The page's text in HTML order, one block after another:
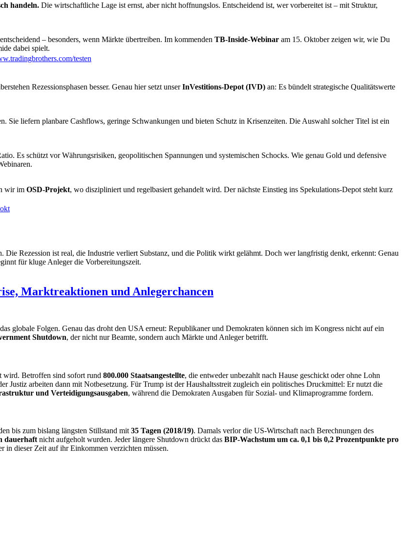
handeln. Die wirtschaftliche Lage ist ernst, aber nicht hoffnungslos. Entscheidend ist, wer vorbereitet ist – mit Struktur,
– besonders, wenn Märkte übertreiben. Im kommenden TB-Inside-Webinar am 15. Oktober zeigen wir, wie Du
dabei spielt.
testen
Rezessionsphasen besser. Genau hier setzt unserInVestitions-Depot (IVD) an: Es bündelt strategische Qualitätswerte
Sie liefern planbare Cashflows, geringe Schwankungen und bieten Schutz in Krisenzeiten. Die Auswahl solcher Titel ist ein
Es schützt vor Währungsrisiken, geopolitischen Spannungen und systemischen Schocks. Wie genau Gold und defensive
wir im OSD-Projekt, wo diszipliniert und regelbasiert gehandelt wird. Der nächste Einstieg ins Spekulations-Depot steht kurz
Die Rezession ist real, die Industrie verliert Substanz, und die Politik wirkt gelähmt. Doch wer langfristig denkt, erkennt: Genau
für kluge Anleger die Vorbereitungszeit.
Marktreaktionen und Anlegerchancen
globale Folgen. Genau das droht den USA erneut: Republikaner und Demokraten können sich im Kongress nicht auf ein
Shutdown, der nicht nur Beamte, sondern auch Märkte und Anleger betrifft.
wird. Betroffen sind sofort rund 800.000 Staatsangestellte, die entweder unbezahlt nach Hause geschickt oder ohne Lohn
Justiz arbeiten dann mit Notbesetzung. Für Trump ist der Haushaltsstreit zugleich ein politisches Druckmittel: Er nutzt die
und Verteidigungsausgaben, während die Demokraten Ausgaben für Sozial- und Klimaprogramme fordern.
bis zum bislang längsten Stillstand mit 35 Tagen (2018/19). Damals verlor die US-Wirtschaft nach Berechnungen des
dauerhaft nicht aufgeholt wurden. Jeder längere Shutdown drückt das BIP-Wachstum um ca. 0,1 bis 0,2 Prozentpunkte pro
in dieser Zeit auf ihr Einkommen verzichten müssen.